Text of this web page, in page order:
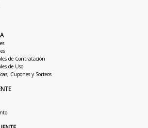
de Contratación
de Uso
Cupones y Sorteos